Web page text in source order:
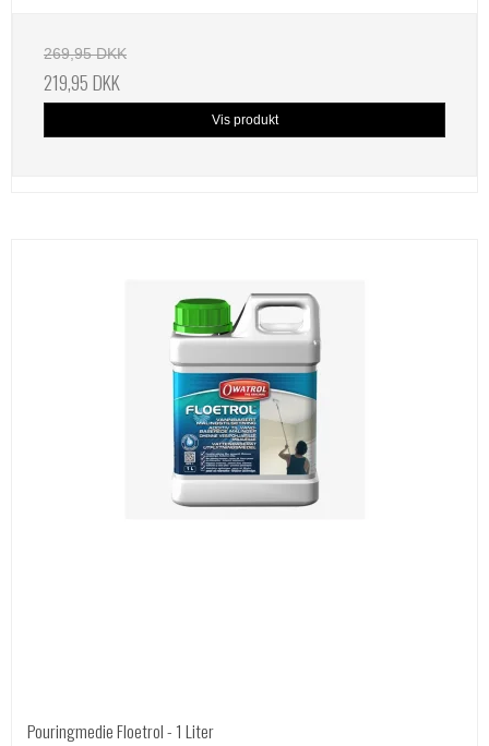
269,95 DKK
219,95 DKK
Vis produkt
Pouringmedie Floetrol - 1 Liter